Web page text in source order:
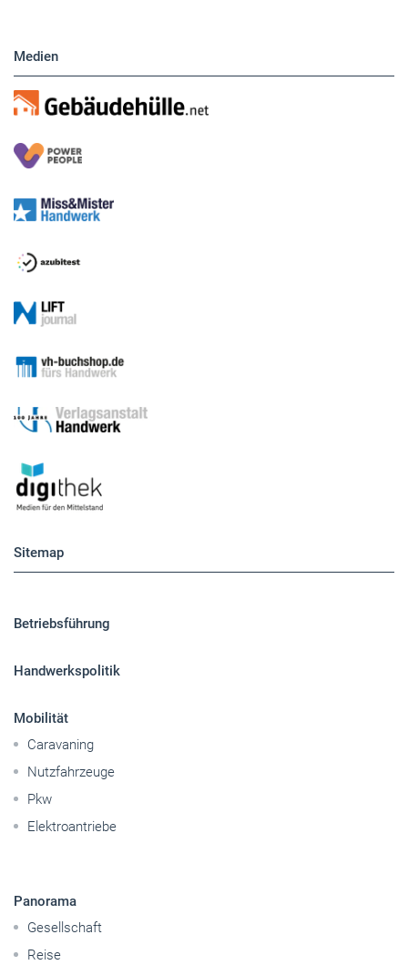
Medien
Sitemap
Betriebsführung
Handwerkspolitik
Mobilität
Caravaning
Nutzfahrzeuge
Pkw
Elektroantriebe
Panorama
Gesellschaft
Reise